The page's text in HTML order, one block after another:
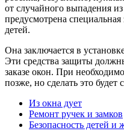
от случайного выпадения
предусмотрена
детей.
Она заключается в
Эти средства защиты
заказе окон. При
позже, но сделать это будет
Из окна дует
Ремонт ручек и замков
Безопасность детей и